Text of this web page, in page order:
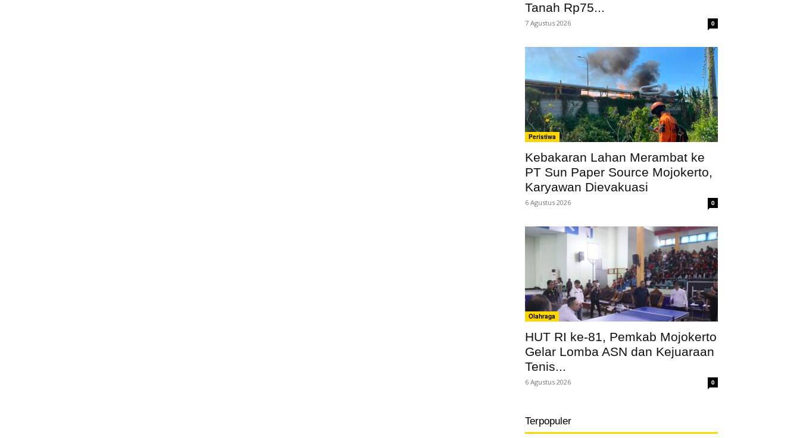
Tanah Rp75...
7 Agustus 2026 0
Peristiwa
Kebakaran Lahan Merambat ke
PT Sun Paper Source Mojokerto,
Karyawan Dievakuasi
6 Agustus 2026 0
Olahraga
HUT RI ke-81, Pemkab Mojokerto
Gelar Lomba ASN dan Kejuaraan
Tenis...
6 Agustus 2026 0
Terpopuler